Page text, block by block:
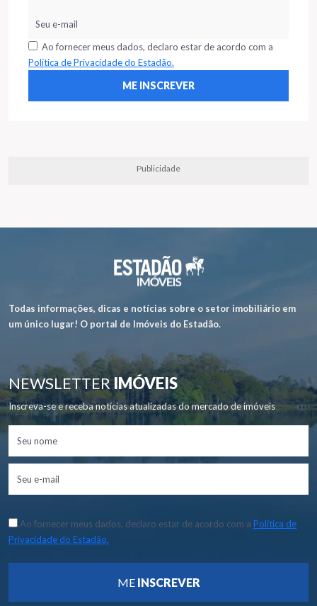
Ao fornecer meus dados, declaro estar de acordo com a
Política de Privacidade do Estadão.
Publicidade
Todas informações, dicas e notícias sobre o setor imobiliário em
um único lugar! O portal de Imóveis do Estadão.
NEWSLETTERIMÓVEIS
Inscreva-se e receba notícias atualizadas do mercado de imóveis
Ao fornecer meus dados, declaro estar de acordo com a Política de
Privacidade do Estadão.
ME INSCREVER